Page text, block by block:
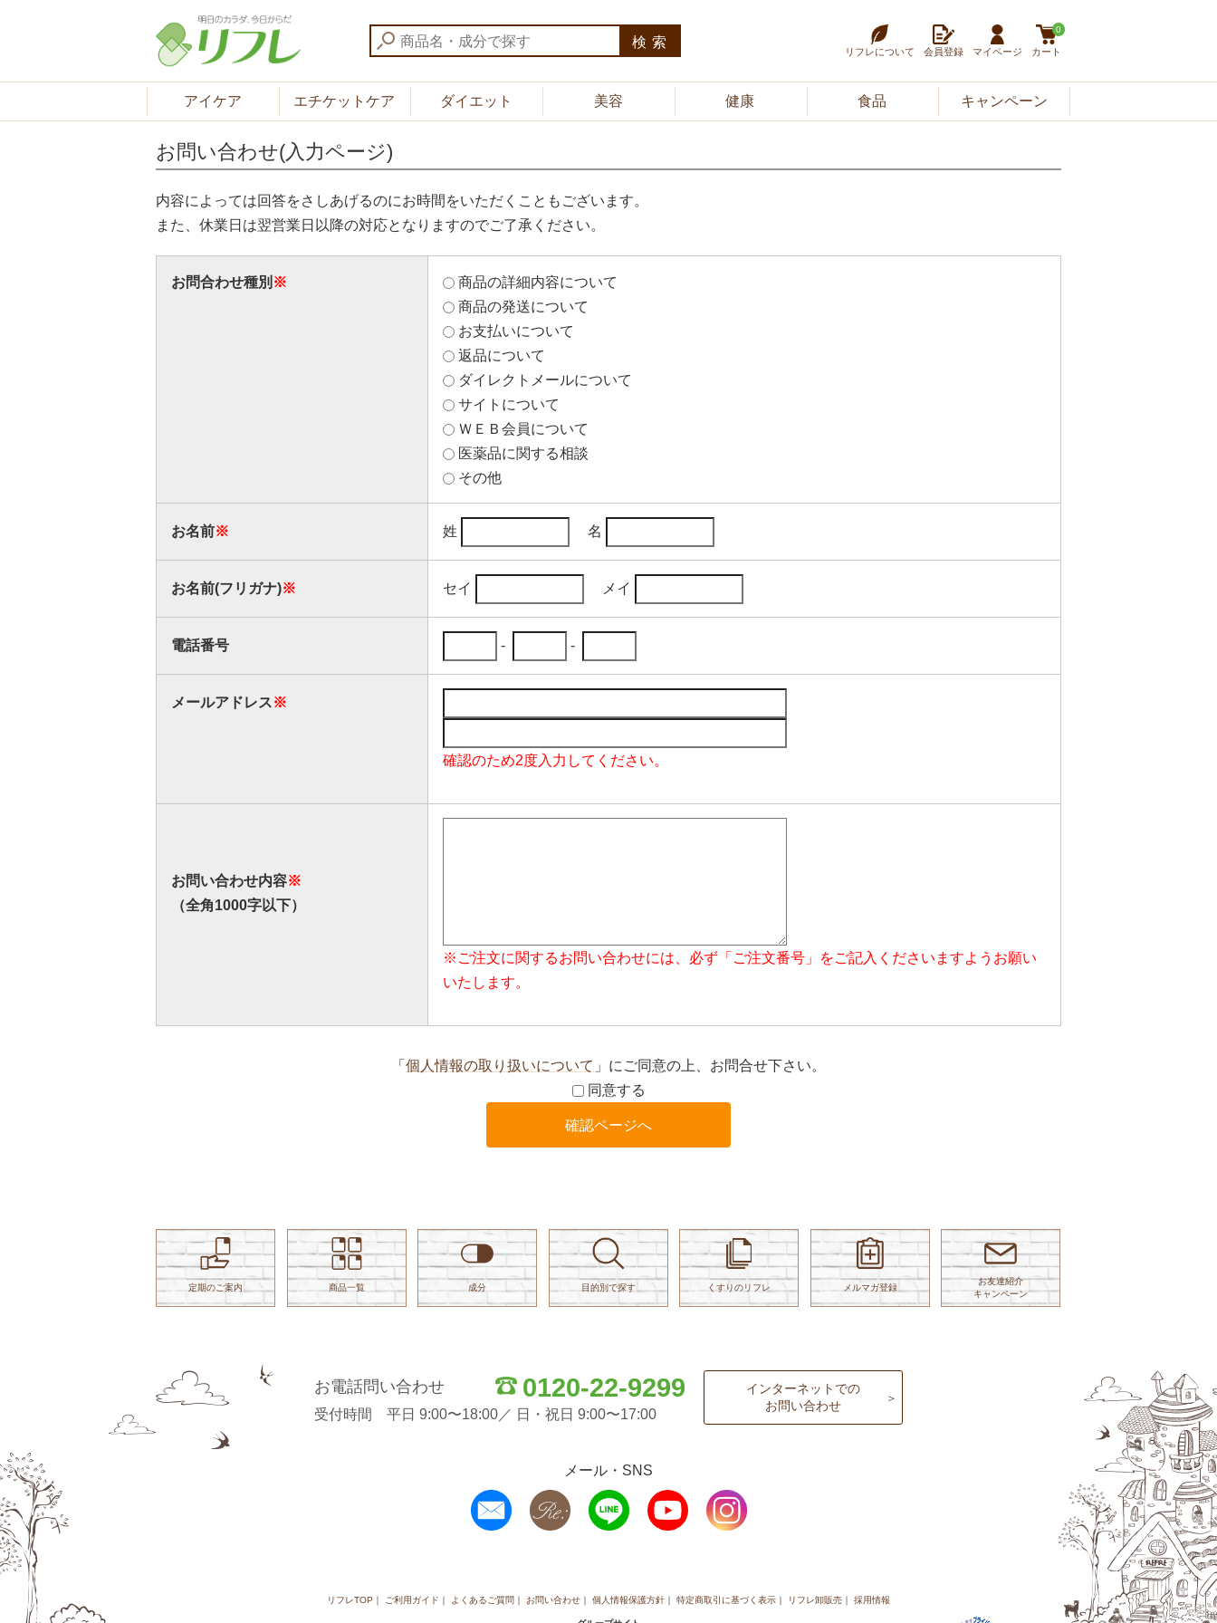
検索
リフレについて 会員登録 マイページ カート
0
アイケア エチケットケア ダイエット 美容 健康 食品 キャンペーン
お問い合わせ(入力ページ)
内容によっては回答をさしあげるのにお時間をいただくこともございます。
また、休業日は翌営業日以降の対応となりますのでご了承ください。
お問合わせ種別 ※
商品の詳細内容について
商品の発送について
お支払いについて
返品について
ダイレクトメールについて
サイトについて
ＷＥＢ会員について
医薬品に関する相談
その他
お名前※ 姓 名
お名前(フリガナ)※ セイ メイ
電話番号 - -
メールアドレス※
確認のため2度入力してください。
お問い合わせ内容※
（全角1000字以下）
※ご注文に関するお問い合わせには、必ず「ご注文番号」をご記入くださいますようお願い
いたします。
「 個人情報の取り扱いについて 」にご同意の上、お問合せ下さい。
同意する
確認ページへ
定期のご案内 商品一覧 成分 目的別で探す くすりのリフレ メルマガ登録
お友達紹介
キャンペーン
お電話問い合わせ 0120-22-9299
受付時間 平日 9:00〜18:00／ 日・祝日 9:00〜17:00
インターネットでの
お問い合わせ
メール・SNS
リフレTOP ご利用ガイド よくあるご質問 お問い合わせ 個人情報保護方針 特定商取引に基づく表示 リフレ卸販売 採用情報